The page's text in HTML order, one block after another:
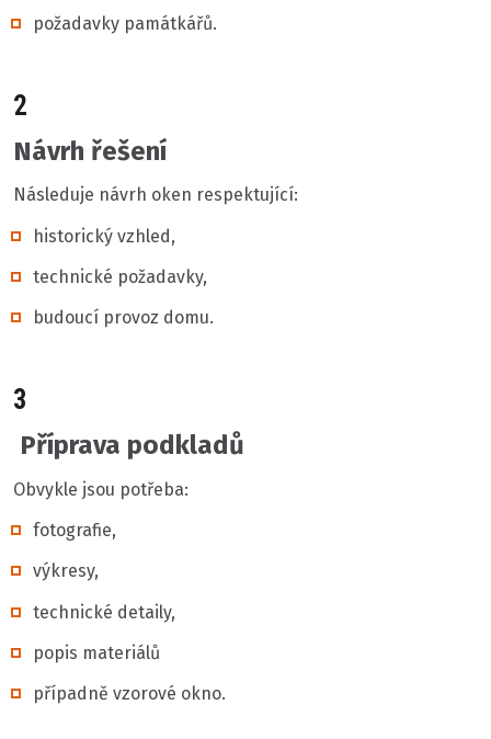
požadavky památkářů.
2
Návrh řešení
Následuje návrh oken respektující:
historický vzhled,
technické požadavky,
budoucí provoz domu.
3
Příprava podkladů
Obvykle jsou potřeba:
fotografie,
výkresy,
technické detaily,
popis materiálů
případně vzorové okno.